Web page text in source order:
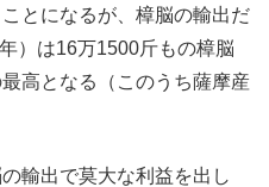
とになるが、樟脳の輸出だ
）は16万1500斤もの樟脳
高となる（このうち薩摩産
輸出で莫大な利益を出し